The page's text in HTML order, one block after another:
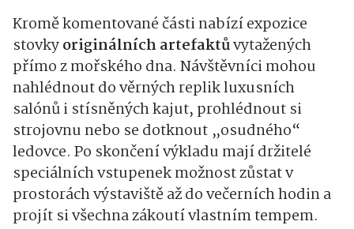
Kromě komentované části nabízí expozice
stovkyoriginálních artefaktůvytažených
přímo z mořského dna. Návštěvníci mohou
nahlédnout do věrných replik luxusních
salónů i stísněných kajut, prohlédnout si
strojovnu nebo se dotknout „osudného“
ledovce. Po skončení výkladu mají držitelé
speciálních vstupenek možnost zůstat v
prostorách výstaviště až do večerních hodin a
projít si všechna zákoutí vlastním tempem.